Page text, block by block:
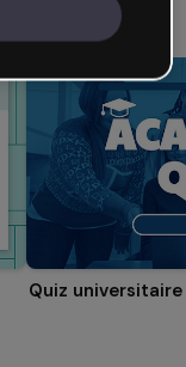
Quiz universitaire